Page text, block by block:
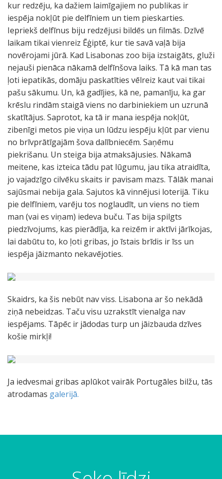
kur redzēju, ka dažiem laimīgajiem no publikas ir
iespēja nokļūt pie delfīniem un tiem pieskarties.
Iepriekš delfīnus biju redzējusi bildēs un filmās. Dzīvē
laikam tikai vienreiz Ēģiptē, kur tie savā vaļā bija
novērojami jūrā. Kad Lisabonas zoo bija izstaigāts, gluži
nejauši pienāca nākamā delfīnšova laiks. Tā kā man tas
ļoti iepatikās, domāju paskatīties vēlreiz kaut vai tikai
pašu sākumu. Un, kā gadījies, kā ne, pamanīju, ka gar
krēslu rindām staigā viens no darbiniekiem un uzrunā
skatītājus. Saprotot, ka tā ir mana iespēja nokļūt,
zibenīgi metos pie viņa un lūdzu iespēju kļūt par vienu
no brīvprātīgajām šova dalībniecēm. Saņēmu
piekrišanu. Un steiga bija atmaksājusies. Nākamā
meitene, kas izteica tādu pat lūgumu, jau tika atraidīta,
jo vajadzīgo cilvēku skaits ir pavisam mazs. Tālāk manai
sajūsmai nebija gala. Sajutos kā vinnējusi loterijā. Tiku
pie delfīniem, varēju tos noglaudīt, un viens no tiem
man (vai es viņam) iedeva buču. Tas bija spilgts
piedzīvojums, kas pierādīja, ka reizēm ir aktīvi jārīkojas,
lai dabūtu to, ko ļoti gribas, jo īstais brīdis ir īss un
iespēja jāizmanto nekavējoties.
Skaidrs, ka šis nebūt nav viss. Lisabona ar šo nekādā
ziņā nebeidzas. Taču visu uzrakstīt vienalga nav
iespējams. Tāpēc ir jādodas turp un jāizbauda dzīves
košie mirkļi!
Ja iedvesmai gribas aplūkot vairāk Portugāles bilžu, tās
atrodamas galerijā.